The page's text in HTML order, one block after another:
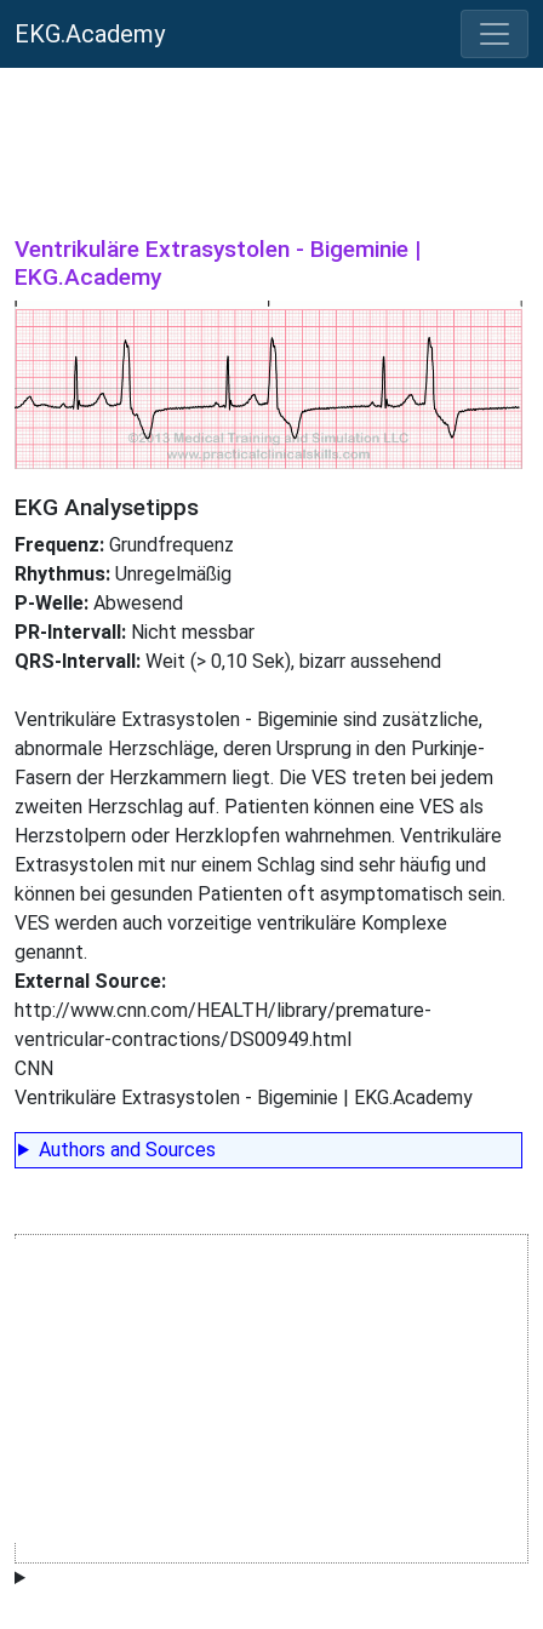
EKG.Academy
Ventrikuläre Extrasystolen - Bigeminie |
EKG.Academy
EKG Analysetipps
Frequenz: Grundfrequenz
Rhythmus: Unregelmäßig
P-Welle: Abwesend
PR-Intervall: Nicht messbar
QRS-Intervall: Weit (> 0,10 Sek), bizarr aussehend
Ventrikuläre Extrasystolen - Bigeminie sind zusätzliche,
abnormale Herzschläge, deren Ursprung in den Purkinje-
Fasern der Herzkammern liegt. Die VES treten bei jedem
zweiten Herzschlag auf. Patienten können eine VES als
Herzstolpern oder Herzklopfen wahrnehmen. Ventrikuläre
Extrasystolen mit nur einem Schlag sind sehr häufig und
können bei gesunden Patienten oft asymptomatisch sein.
VES werden auch vorzeitige ventrikuläre Komplexe
genannt.
External Source:
http://www.cnn.com/HEALTH/library/premature-
ventricular-contractions/DS00949.html
CNN
Ventrikuläre Extrasystolen - Bigeminie | EKG.Academy
Authors and Sources